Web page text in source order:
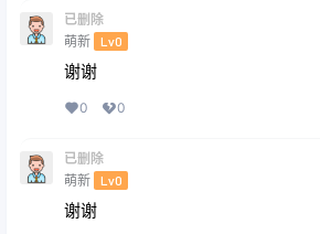
已删除
萌新 Lv0
谢谢
0 0
已删除
萌新 Lv0
谢谢